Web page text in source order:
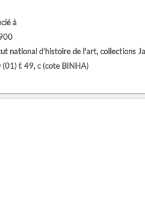
à
d'histoire de l'art, collections Jacques Doucet
f. 49, c(cote BINHA)